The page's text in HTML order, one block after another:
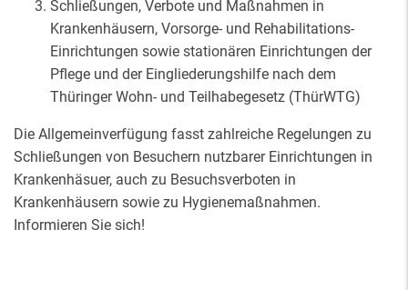
Schließungen, Verbote und Maßnahmen in
Krankenhäusern, Vorsorge- und Rehabilitations-
Einrichtungen sowie stationären Einrichtungen der
Pflege und der Eingliederungshilfe nach dem
Thüringer Wohn- und Teilhabegesetz (ThürWTG)
Die Allgemeinverfügung fasst zahlreiche Regelungen zu
Schließungen von Besuchern nutzbarer Einrichtungen in
Krankenhäsuer, auch zu Besuchsverboten in
Krankenhäusern sowie zu Hygienemaßnahmen.
Informieren Sie sich!